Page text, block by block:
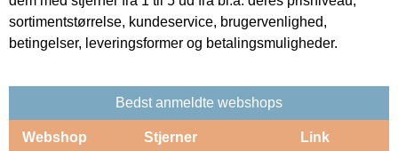
sortimentstørrelse, kundeservice, brugervenlighed,
betingelser, leveringsformer og betalingsmuligheder.
Bedst anmeldte webshops
Webshop Stjerner Link